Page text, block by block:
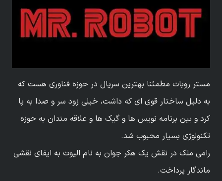
مستر روبات مطمئنا بهترین سریال در حوزه فناوری هست که
به دلیل ساختار قوی ای که داشت، خیلی زود سر و صدا به پا
کرد و بین برنامه نویس ها و گیک ها و علاقه مندان به حوزه
تکنولوژی بسیار محبوب شد.
رامی ملک در نقش یک هکر جوان به نام الیوت به ایفای نقشی
ماندگار پرداخت.